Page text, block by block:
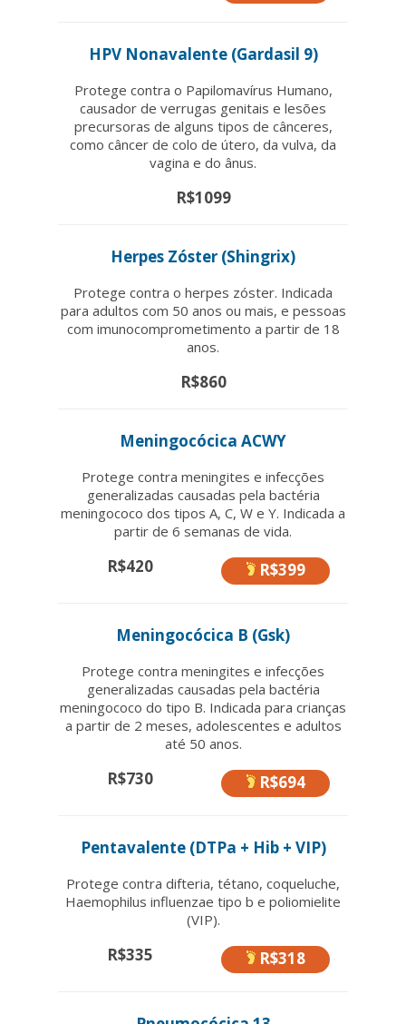
HPV Nonavalente (Gardasil 9)
Protege contra o Papilomavírus Humano,
causador de verrugas genitais e lesões
precursoras de alguns tipos de cânceres,
como câncer de colo de útero, da vulva, da
vagina e do ânus.
R$1099
Herpes Zóster (Shingrix)
Protege contra o herpes zóster. Indicada
para adultos com 50 anos ou mais, e pessoas
com imunocomprometimento a partir de 18
anos.
R$860
Meningocócica ACWY
Protege contra meningites e infecções
generalizadas causadas pela bactéria
meningococo dos tipos A, C, W e Y. Indicada a
partir de 6 semanas de vida.
R$420 R$399
Meningocócica B (Gsk)
Protege contra meningites e infecções
generalizadas causadas pela bactéria
meningococo do tipo B. Indicada para crianças
a partir de 2 meses, adolescentes e adultos
até 50 anos.
R$730 R$694
Pentavalente (DTPa + Hib + VIP)
Protege contra difteria, tétano, coqueluche,
Haemophilus influenzae tipo b e poliomielite
(VIP).
R$335 R$318